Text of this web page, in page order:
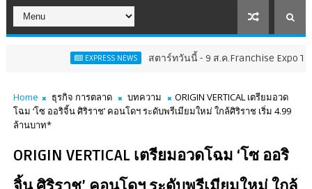
EXPRESS NEWS สตาร์ทวันนี้ - 9 ส.ค.Franchise Expo Thailand &
Home ธุรกิจ การตลาด บทความ
ORIGIN VERTICAL เตรียมอวด
โฉม ‘โซ ออริจิ้น ศิริราช’ คอนโดฯ ระดับพรีเมียมใหม่ ใกล้ศิริราช เริ่ม 4.99
ล้านบาท*
ORIGIN VERTICAL เตรียมอวดโฉม ‘โซ ออริ